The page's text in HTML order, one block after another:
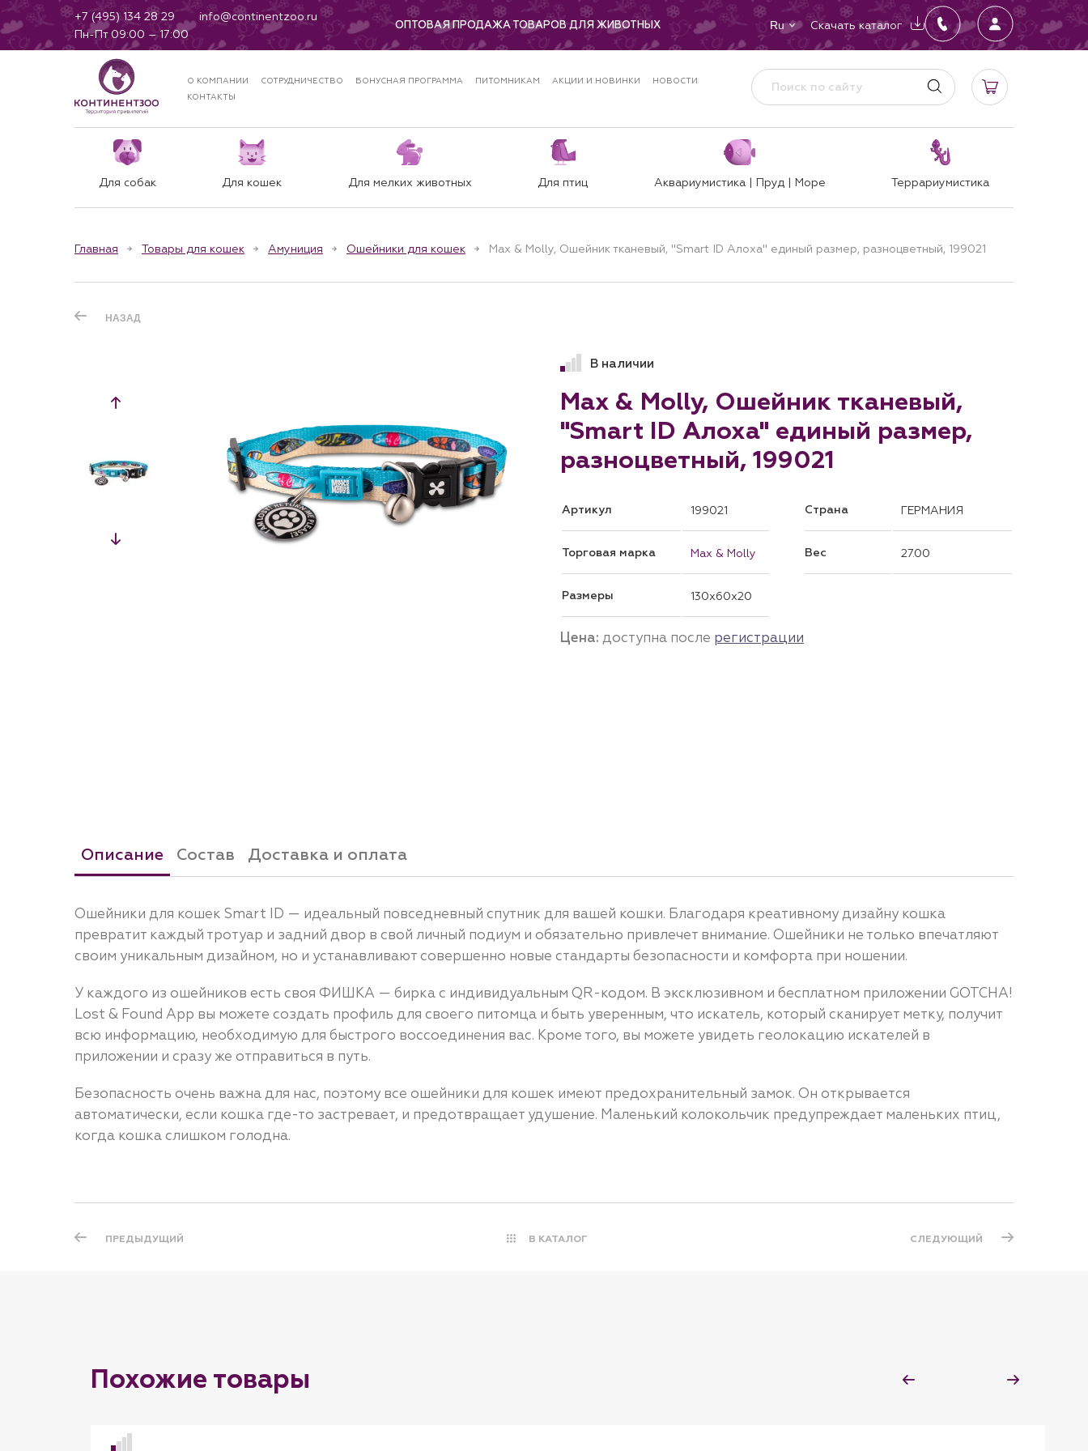
+7 (495) 134 28 29
info@continentzoo.ru
Пн-Пт 09:00 – 17:00
ОПТОВАЯ ПРОДАЖА ТОВАРОВ ДЛЯ ЖИВОТНЫХ Ru Скачать каталог
О КОМПАНИИ СОТРУДНИЧЕСТВО БОНУСНАЯ ПРОГРАММА ПИТОМНИКАМ АКЦИИ И НОВИНКИ
НОВОСТИ
КОНТАКТЫ
Для собак Для кошек Для мелких животных Для птиц Аквариумистика | Пруд | Море Террариумистика
Главная Товары для кошек Амуниция Ошейники для кошек Max & Molly, Ошейник тканевый, "Smart ID Алоха" единый размер, разноцветный, 199021
НАЗАД
В наличии
Max & Molly, Ошейник тканевый,
"Smart ID Алоха" единый размер,
разноцветный, 199021
Артикул 199021
Торговая марка Max & Molly
Размеры 130x60x20
Страна ГЕРМАНИЯ
Вес 27.00
Цена: доступна после регистрации
Описание Состав Доставка и оплата
Ошейники для кошек Smart ID — идеальный повседневный спутник для вашей кошки. Благодаря креативному дизайну кошка
превратит каждый тротуар и задний двор в свой личный подиум и обязательно привлечет внимание. Ошейники не только впечатляют
своим уникальным дизайном, но и устанавливают совершенно новые стандарты безопасности и комфорта при ношении.
У каждого из ошейников есть своя ФИШКА — бирка с индивидуальным QR-кодом. В эксклюзивном и бесплатном приложении GOTCHA!
Lost & Found App вы можете создать профиль для своего питомца и быть уверенным, что искатель, который сканирует метку, получит
всю информацию, необходимую для быстрого воссоединения вас. Кроме того, вы можете увидеть геолокацию искателей в
приложении и сразу же отправиться в путь.
Безопасность очень важна для нас, поэтому все ошейники для кошек имеют предохранительный замок. Он открывается
автоматически, если кошка где-то застревает, и предотвращает удушение. Маленький колокольчик предупреждает маленьких птиц,
когда кошка слишком голодна.
ПРЕДЫДУЩИЙ В КАТАЛОГ СЛЕДУЮЩИЙ
Похожие товары